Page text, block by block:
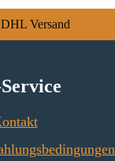
Versand